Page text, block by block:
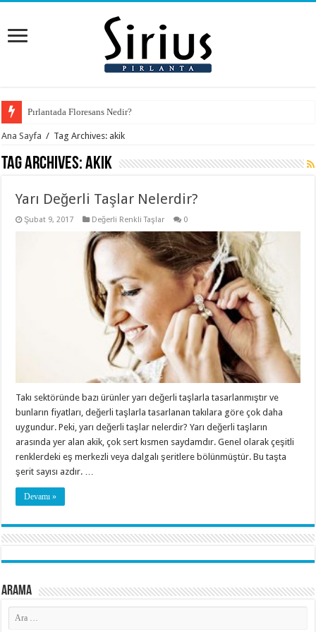
Pırlantada Floresans Nedir?
Ana Sayfa / Tag Archives: akik
Tag Archives:akik
Yarı Değerli Taşlar Nelerdir?
Şubat 9, 2017 Değerli Renkli Taşlar 0
Takı sektöründe bazı ürünler yarı değerli taşlarla tasarlanmıştır ve
bunların fiyatları, değerli taşlarla tasarlanan takılara göre çok daha
uygundur. Peki, yarı değerli taşlar nelerdir? Yarı değerli taşların
arasında yer alan akik, çok sert kısmen saydamdır. Genel olarak çeşitli
renklerdeki eş merkezli veya dalgalı şeritlere bölünmüştür. Bu taşta
şerit sayısı azdır. …
Devamı »
Arama